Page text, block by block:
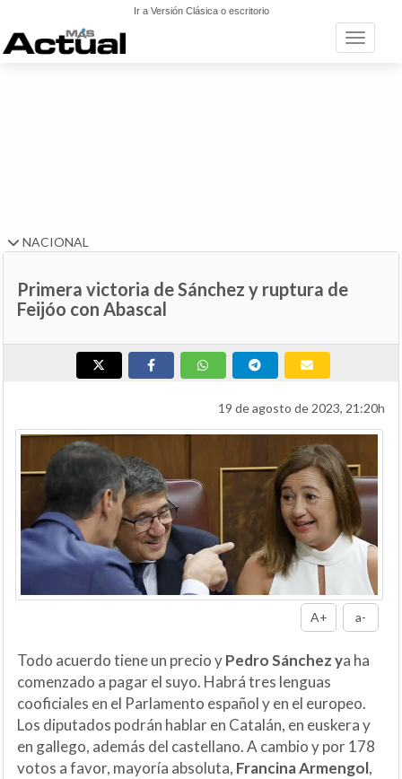
Ir a Versión Clásica o escritorio
Toggle
NACIONAL
Primera victoria de Sánchez y ruptura de
Feijóo con Abascal
19 de agosto de 2023, 21:20h
A+ a-
Todo acuerdo tiene un precio yPedro Sánchez ya ha
comenzado a pagar el suyo. Habrá tres lenguas
cooficiales en el Parlamento español y en el europeo.
Los diputados podrán hablar en Catalán, en euskera y
en gallego, además del castellano. A cambio y por 178
votos a favor, mayoría absoluta, Francina Armengol,